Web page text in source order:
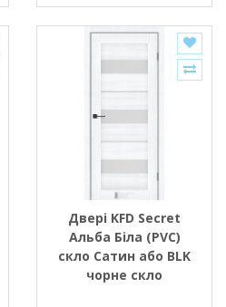
Двері KFD Secret
Альба Біла (PVC)
скло Сатин або BLK
чорне скло